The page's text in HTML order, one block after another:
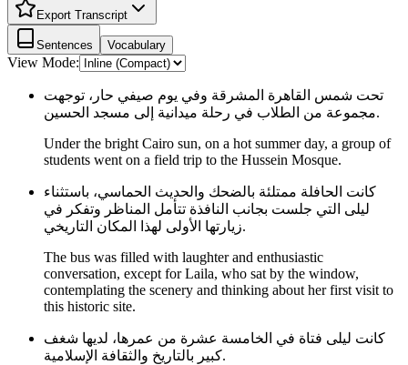
Export Transcript
Sentences Vocabulary
View Mode:
تحت شمس القاهرة المشرقة وفي يوم صيفي حار، توجهت
مجموعة من الطلاب في رحلة ميدانية إلى مسجد الحسين.
Under the bright Cairo sun, on a hot summer day, a group of
students went on a field trip to the Hussein Mosque.
كانت الحافلة ممتلئة بالضحك والحديث الحماسي، باستثناء
ليلى التي جلست بجانب النافذة تتأمل المناظر وتفكر في
زيارتها الأولى لهذا المكان التاريخي.
The bus was filled with laughter and enthusiastic
conversation, except for Laila, who sat by the window,
contemplating the scenery and thinking about her first visit to
this historic site.
كانت ليلى فتاة في الخامسة عشرة من عمرها، لديها شغف
كبير بالتاريخ والثقافة الإسلامية.